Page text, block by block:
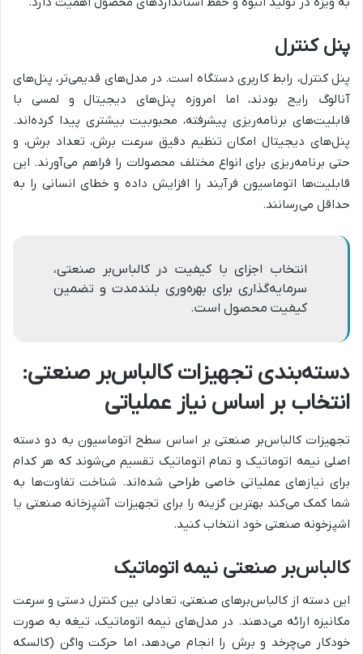
پنل کنترل
پنل کنترل، رابط کاربری دستگاه است. در مدل‌های قدیمی‌تر، پنل‌های
آنالوگ رایج بودند، اما امروزه پنل‌های دیجیتال و لمسی با
قابلیت‌های برنامه‌ریزی پیشرفته، محبوبیت بیشتری پیدا کرده‌اند.
پنل‌های دیجیتال امکان تنظیم دقیق سرعت برش، تعداد برش، و
حتی برنامه‌ریزی برای انواع مختلف محصولات را فراهم می‌آورند. این
قابلیت‌ها اتوماسیون فرآیند را افزایش داده و خطای انسانی را به
حداقل می‌رسانند.
انتخاب اجزای با کیفیت در کالباس‌بر صنعتی،
سرمایه‌گذاری برای بهره‌وری بلندمدت و تضمین
کیفیت محصول است.
دسته‌بندی تجهیزات کالباس‌بر صنعتی:
انتخاب بر اساس نیاز عملیاتی
تجهیزات کالباس‌بر صنعتی بر اساس سطح اتوماسیون به دو دسته
اصلی نیمه اتوماتیک و تمام اتوماتیک تقسیم می‌شوند که هر کدام
برای نیازهای عملیاتی خاصی طراحی شده‌اند. شناخت تفاوت‌ها به
شما کمک می‌کند بهترین گزینه را برای تجهیزات آشپزخانه صنعتی یا
اشپزخونه صنعتی خود انتخاب کنید.
کالباس‌بر صنعتی نیمه اتوماتیک
این دسته از کالباس‌برهای صنعتی، تعادلی بین کنترل دستی و سرعت
مکانیزه ارائه می‌دهند. در مدل‌های نیمه اتوماتیک، تیغه به صورت
خودکار می‌چرخد و برش را انجام می‌دهد، اما حرکت واگن (کالسکه